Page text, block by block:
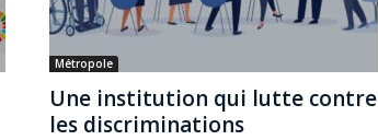
Métropole
Une institution qui lutte contre
les discriminations